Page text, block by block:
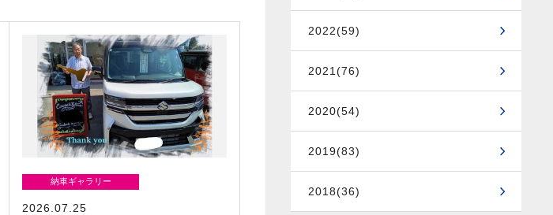
納車ギャラリー
2026.07.25
2022(59)
2021(76)
2020(54)
2019(83)
2018(36)